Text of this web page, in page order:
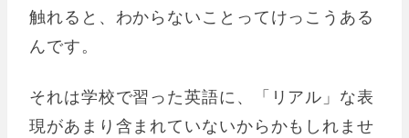
触れると、わからないことってけっこうある
んです。
それは学校で習った英語に、「リアル」な表
現があまり含まれていないからかもしれませ